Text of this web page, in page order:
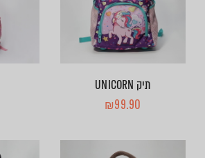
תיק UNICORN
₪99.90